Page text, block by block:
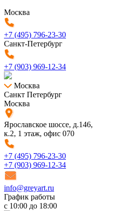
Москва
+7 (495) 796-23-30
Санкт-Петербург
+7 (903) 969-12-34
Москва
Санкт Петербург
Москва
Ярославское шоссе, д.146,
к.2, 1 этаж, офис 070
+7 (495) 796-23-30
+7 (903) 969-12-34
info@greyart.ru
График работы
с 10:00 до 18:00